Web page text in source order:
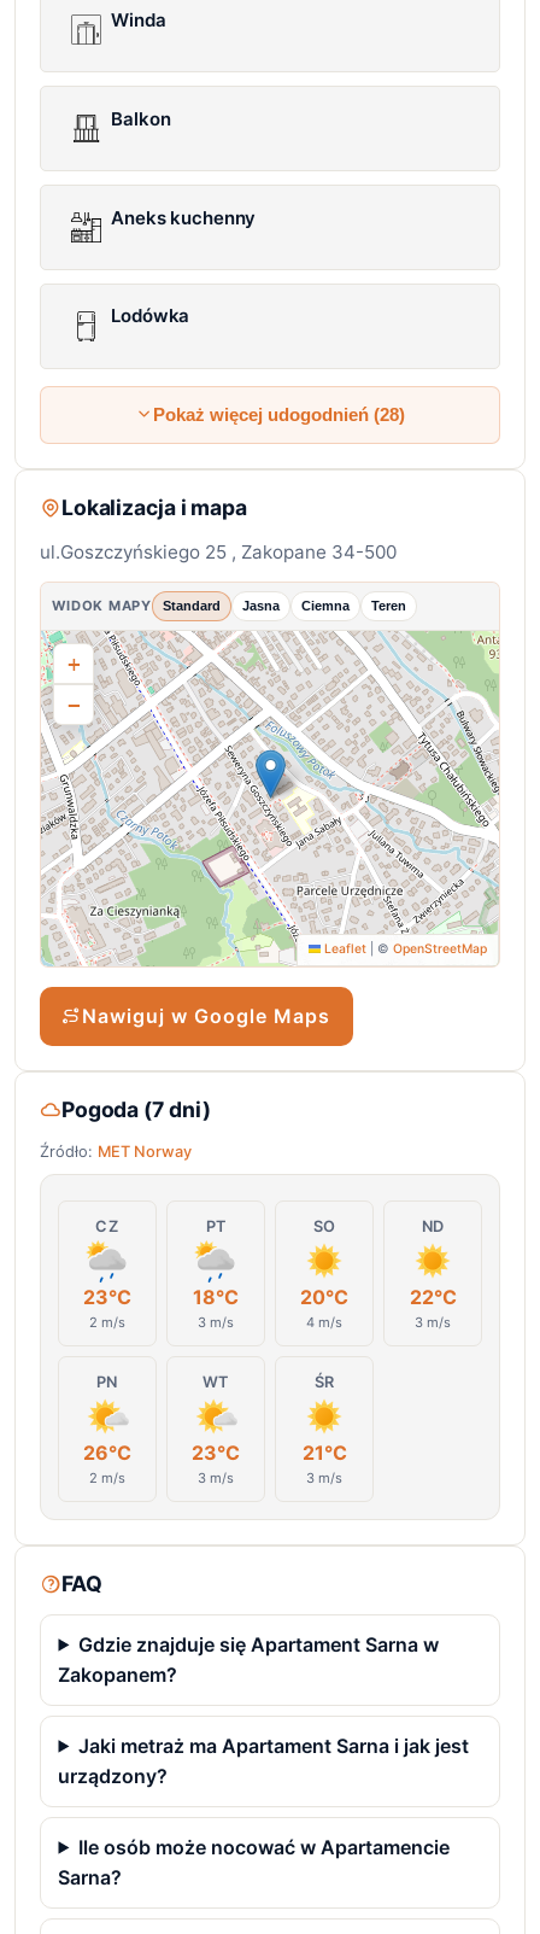
Lokalizacja i mapa
ul.Goszczyńskiego 25 , Zakopane 34-500
WIDOK MAPY Standard Jasna Ciemna Teren
+
−
Leaflet ©OpenStreetMap
Nawiguj w Google Maps
Pogoda (7 dni)
Źródło: MET Norway
CZ
23°C
2 m/s
PT
18°C
3 m/s
SO
20°C
4 m/s
ND
22°C
3 m/s
PN
26°C
2 m/s
WT
23°C
3 m/s
ŚR
21°C
3 m/s
FAQ
Gdzie znajduje się Apartament Sarna w
Zakopanem?
Jaki metraż ma Apartament Sarna i jak jest
urządzony?
Ile osób może nocować w Apartamencie
Sarna?
Winda
Balkon
Aneks kuchenny
Lodówka
Pokaż więcej udogodnień (28)